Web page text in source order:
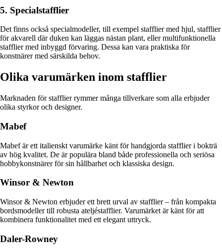
5. Specialstafflier
Det finns också specialmodeller, till exempel stafflier med hjul, stafflier
för akvarell där duken kan läggas nästan plant, eller multifunktionella
stafflier med inbyggd förvaring. Dessa kan vara praktiska för
konstnärer med särskilda behov.
Olika varumärken inom stafflier
Marknaden för stafflier rymmer många tillverkare som alla erbjuder
olika styrkor och designer.
Mabef
Mabef är ett italienskt varumärke känt för handgjorda stafflier i bokträ
av hög kvalitet. De är populära bland både professionella och seriösa
hobbykonstnärer för sin hållbarhet och klassiska design.
Winsor & Newton
Winsor & Newton erbjuder ett brett urval av stafflier – från kompakta
bordsmodeller till robusta ateljéstafflier. Varumärket är känt för att
kombinera funktionalitet med ett elegant uttryck.
Daler-Rowney